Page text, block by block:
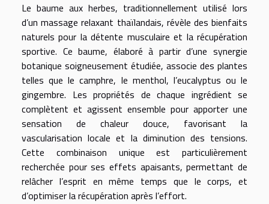
Le baume aux herbes, traditionnellement utilisé lors
d’un massage relaxant thaïlandais, révèle des bienfaits
naturels pour la détente musculaire et la récupération
sportive. Ce baume, élaboré à partir d’une synergie
botanique soigneusement étudiée, associe des plantes
telles que le camphre, le menthol, l’eucalyptus ou le
gingembre. Les propriétés de chaque ingrédient se
complètent et agissent ensemble pour apporter une
sensation de chaleur douce, favorisant la
vascularisation locale et la diminution des tensions.
Cette combinaison unique est particulièrement
recherchée pour ses effets apaisants, permettant de
relâcher l’esprit en même temps que le corps, et
d’optimiser la récupération après l’effort.